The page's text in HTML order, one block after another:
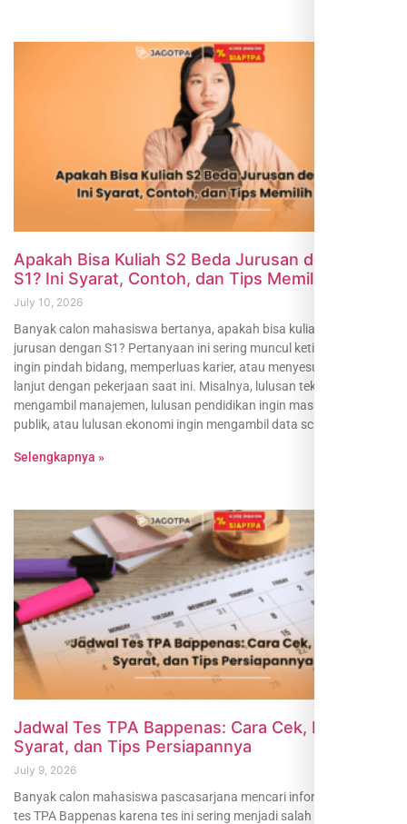
Apakah Bisa Kuliah S2 Beda Jurusan dengan
S1? Ini Syarat, Contoh, dan Tips Memilih Prodi
July 10, 2026
Banyak calon mahasiswa bertanya, apakah bisa kuliah S2 beda
jurusan dengan S1? Pertanyaan ini sering muncul ketika seseorang
ingin pindah bidang, memperluas karier, atau menyesuaikan studi
lanjut dengan pekerjaan saat ini. Misalnya, lulusan teknik ingin
mengambil manajemen, lulusan pendidikan ingin masuk kebijakan
publik, atau lulusan ekonomi ingin mengambil data science.
Selengkapnya »
Jadwal Tes TPA Bappenas: Cara Cek, Biaya,
Syarat, dan Tips Persiapannya
July 9, 2026
Banyak calon mahasiswa pascasarjana mencari informasi jadwal
tes TPA Bappenas karena tes ini sering menjadi salah satu syarat